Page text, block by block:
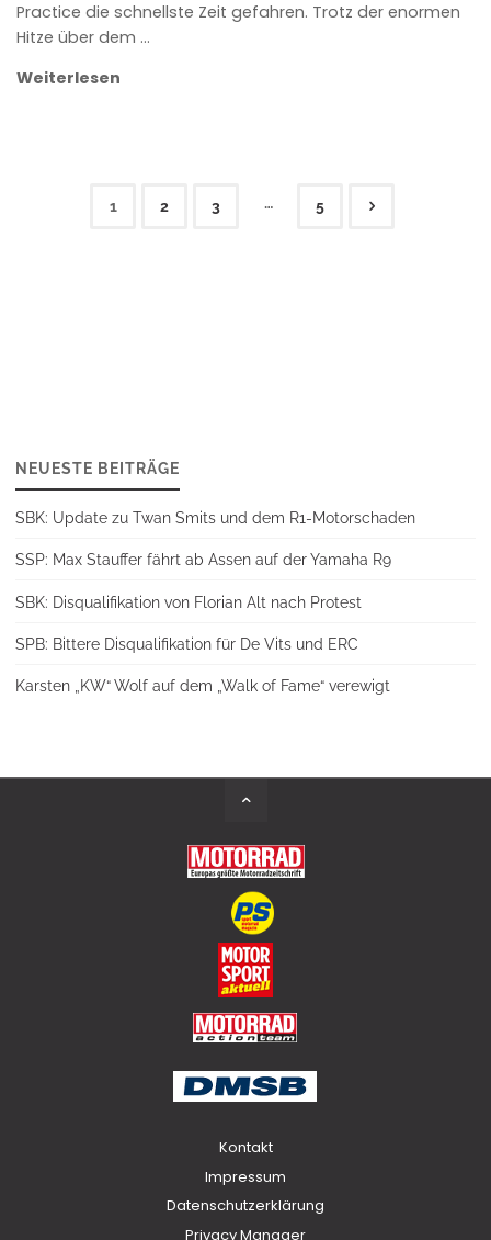
Practice die schnellste Zeit gefahren. Trotz der enormen
Hitze über dem …
Weiterlesen
1 2 3 … 5
NEUESTE BEITRÄGE
SBK: Update zu Twan Smits und dem R1-Motorschaden
SSP: Max Stauffer fährt ab Assen auf der Yamaha R9
SBK: Disqualifikation von Florian Alt nach Protest
SPB: Bittere Disqualifikation für De Vits und ERC
Karsten „KW“ Wolf auf dem „Walk of Fame“ verewigt
Kontakt
Impressum
Datenschutzerklärung
Privacy Manager
Back